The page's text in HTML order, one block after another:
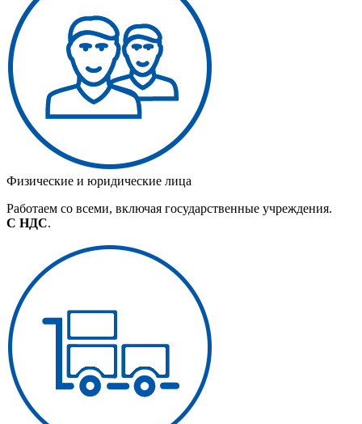
Физические и юридические лица
Работаем со всеми, включая государственные учреждения.
С НДС.